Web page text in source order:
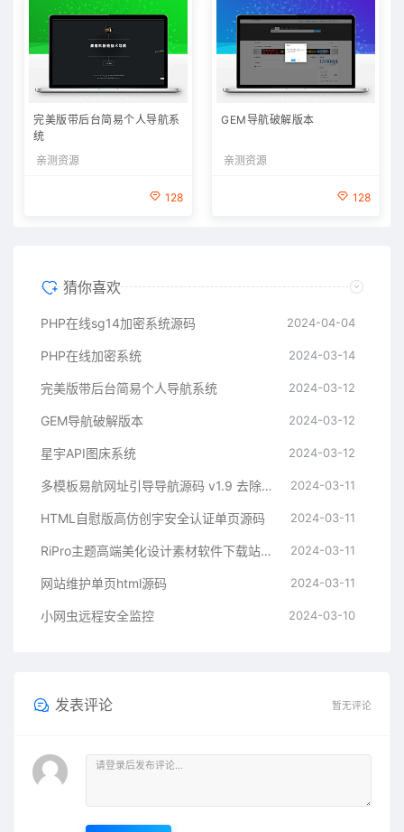
完美版带后台简易个人导航系
统
亲测资源
128
GEM导航破解版本
亲测资源
128
猜你喜欢
PHP在线sg14加密系统源码 2024-04-04
PHP在线加密系统 2024-03-14
完美版带后台简易个人导航系统 2024-03-12
GEM导航破解版本 2024-03-12
星宇API图床系统 2024-03-12
多模板易航网址引导导航源码 v1.9 去除弹窗等开心版 2024-03-11
HTML自慰版高仿创宇安全认证单页源码 2024-03-11
RiPro主题高端美化设计素材软件下载站子主题 2024-03-11
网站维护单页html源码 2024-03-11
小网虫远程安全监控 2024-03-10
发表评论 暂无评论